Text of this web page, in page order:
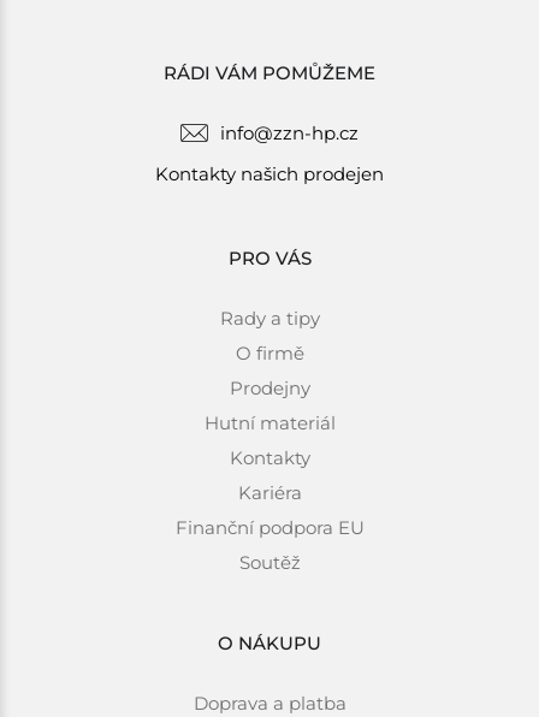
RÁDI VÁM POMŮŽEME
info@zzn-hp.cz
Kontakty našich prodejen
PRO VÁS
Rady a tipy
O firmě
Prodejny
Hutní materiál
Kontakty
Kariéra
Finanční podpora EU
Soutěž
O NÁKUPU
Doprava a platba